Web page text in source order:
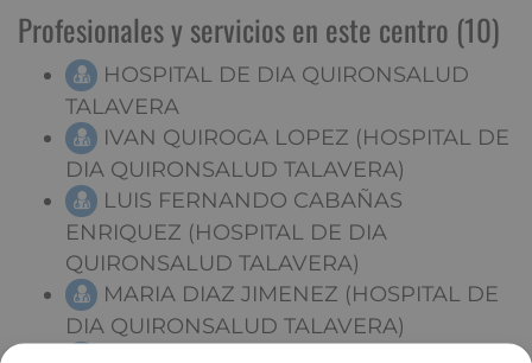
Profesionales y servicios en este centro (10)
HOSPITAL DE DIA QUIRONSALUD
TALAVERA
IVAN QUIROGA LOPEZ (HOSPITAL DE
DIA QUIRONSALUD TALAVERA)
LUIS FERNANDO CABAÑAS
ENRIQUEZ (HOSPITAL DE DIA
QUIRONSALUD TALAVERA)
MARIA DIAZ JIMENEZ (HOSPITAL DE
DIA QUIRONSALUD TALAVERA)